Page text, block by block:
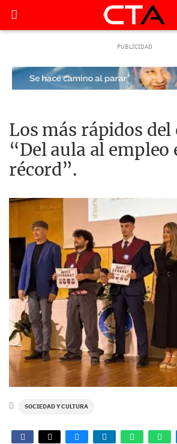
Los más rápidos del
“Del aula al empleo
récord”.
SOCIEDAD Y CULTURA